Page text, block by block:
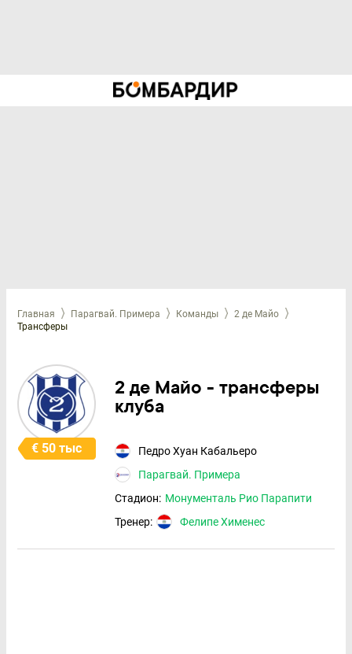
Главная Парагвай. Примера Команды
2 де Майо
Трансферы
€ 50 тыс
2 де Майо - трансферы
клуба
Педро Хуан Кабальеро
Парагвай. Примера
Стадион: Монументаль Рио Парапити
Тренер:
Фелипе Хименес